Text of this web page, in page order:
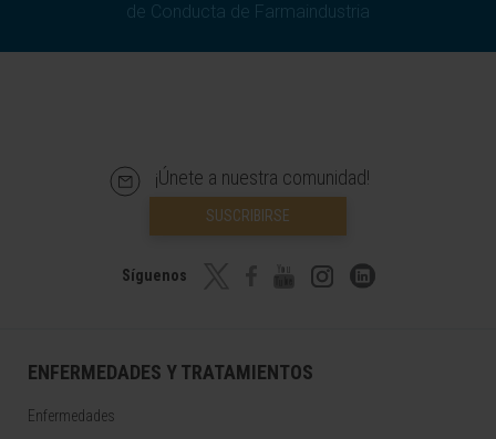
de Conducta de Farmaindustria
¡Únete a nuestra comunidad!
SUSCRIBIRSE
Síguenos
ENFERMEDADES Y TRATAMIENTOS
Enfermedades